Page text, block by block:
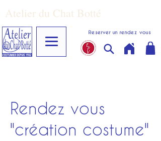
Reserver un rendez vous
Atelier du Chat Botté
Rendez vous
"création costume"